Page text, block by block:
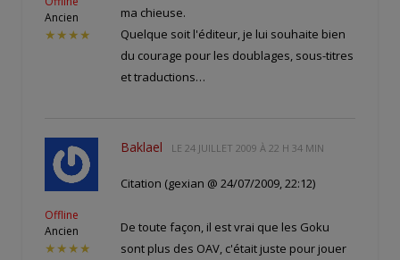
Ancien
★★★★
ma chieuse.
Quelque soit l'éditeur, je lui souhaite bien
du courage pour les doublages, sous-titres
et traductions…
Offline
Ancien
★★★★
Baklael LE 24 JUILLET 2009 À 22 H 34 MIN
Citation (gexian @ 24/07/2009, 22:12)
De toute façon, il est vrai que les Goku
sont plus des OAV, c'était juste pour jouer